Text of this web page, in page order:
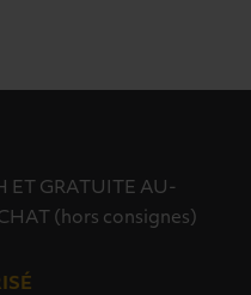
ET GRATUITE AU-
(hors consignes)